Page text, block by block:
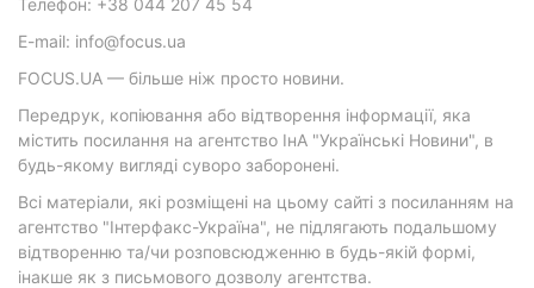
Телефон: +38 044 207 45 54
E-mail: info@focus.ua
FOCUS.UA — більше ніж просто новини.
Передрук, копіювання або відтворення інформації, яка
містить посилання на агентство ІнА "Українські Новини", в
будь-якому вигляді суворо заборонені.
Всі матеріали, які розміщені на цьому сайті з посиланням на
агентство "Інтерфакс-Україна", не підлягають подальшому
відтворенню та/чи розповсюдженню в будь-якій формі,
інакше як з письмового дозволу агентства.